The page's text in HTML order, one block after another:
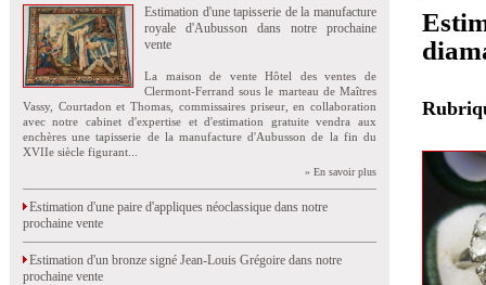
Estimation d'une tapisserie de la manufacture
royale d'Aubusson dans notre prochaine
vente
La maison de vente Hôtel des ventes de
Clermont-Ferrand sous le marteau de Maîtres
Vassy, Courtadon et Thomas, commissaires priseur, en collaboration
avec notre cabinet d'expertise et d'estimation gratuite vendra aux
enchères une tapisserie de la manufacture d'Aubusson de la fin du
XVIIe siècle figurant...
» En savoir plus
Estimation d'une paire d'appliques néoclassique dans notre
prochaine vente
Estimation d'un bronze signé Jean-Louis Grégoire dans notre
prochaine vente